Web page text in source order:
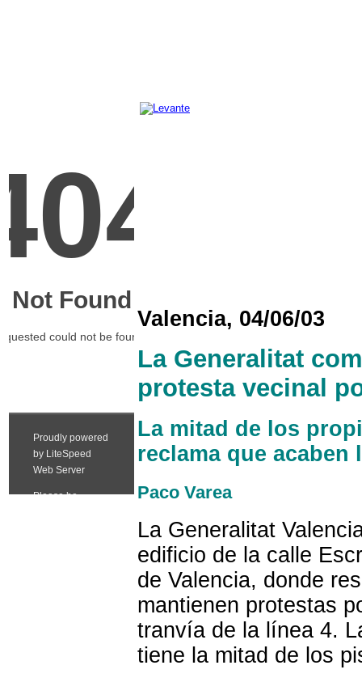
Valencia, 04/06/03
La Generalitat
protesta vecinal
La mitad de los
reclama que acaben
Paco Varea
La Generalitat
edificio de la calle
de Valencia, donde
mantienen protestas
tranvía de la línea 4.
tiene la mitad de los